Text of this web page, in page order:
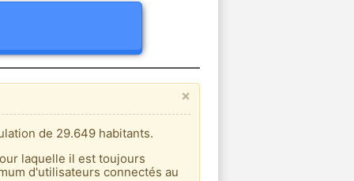
×
de 29.649 habitants.
laquelle il est toujours
d'utilisateurs connectés au